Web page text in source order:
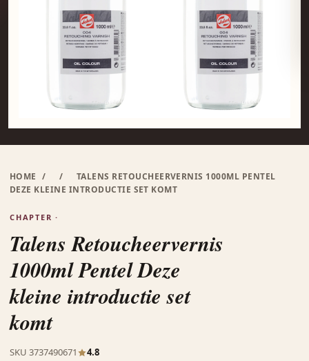
HOME / /
TALENS RETOUCHEERVERNIS 1000ML PENTEL
DEZE KLEINE INTRODUCTIE SET KOMT
CHAPTER ·
Talens Retoucheervernis
1000ml Pentel Deze
kleine introductie set
komt
SKU 3737490671 4.8